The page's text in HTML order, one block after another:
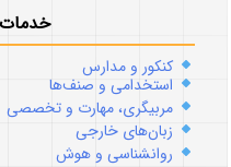
کنکور و مدارس
استخدامی و صنف‌ها
مربیگری، مهارت و تخصصی
زبان‌های خارجی
روانشناسی و هوش